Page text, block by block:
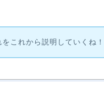
をこれから説明していくね！